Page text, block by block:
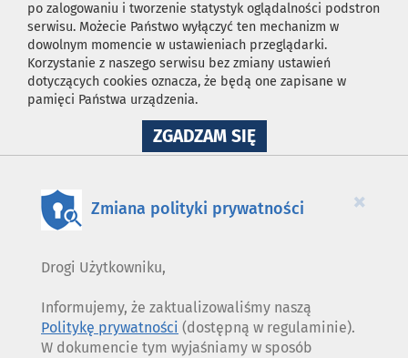
po zalogowaniu i tworzenie statystyk oglądalności podstron
serwisu. Możecie Państwo wyłączyć ten mechanizm w
dowolnym momencie w ustawieniach przeglądarki.
Korzystanie z naszego serwisu bez zmiany ustawień
dotyczących cookies oznacza, że będą one zapisane w
pamięci Państwa urządzenia.
ZGADZAM SIĘNA
WYKORZYSTANIE
×
Zmiana polityki prywatności
Drogi Użytkowniku,
Informujemy, że zaktualizowaliśmy naszą
Politykę prywatności (dostępną w regulaminie).
W dokumencie tym wyjaśniamy w sposób